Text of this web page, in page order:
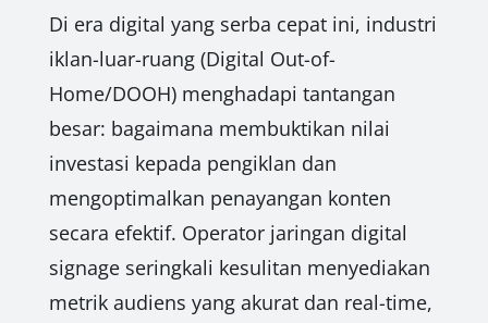
Di era digital yang serba cepat ini, industri
iklan-luar-ruang (Digital Out-of-
Home/DOOH) menghadapi tantangan
besar: bagaimana membuktikan nilai
investasi kepada pengiklan dan
mengoptimalkan penayangan konten
secara efektif. Operator jaringan digital
signage seringkali kesulitan menyediakan
metrik audiens yang akurat dan real-time,